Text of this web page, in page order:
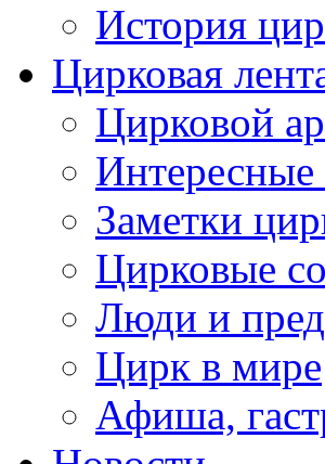
История
Цирковая
Цирковой
Заметки
Цирковые
Люди и
Цирк в мире
Афиша,